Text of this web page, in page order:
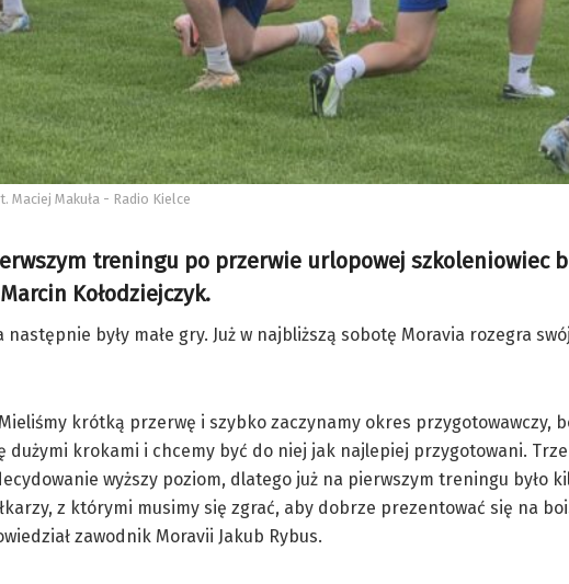
Makuła - Radio Kielce
treningu po przerwie urlopowej szkoleniowiec
Kołodziejczyk.
były małe gry. Już w najbliższą sobotę Moravia rozegra
krótką przerwę i szybko zaczynamy okres przygotowawczy,
dużymi krokami i chcemy być do niej jak najlepiej przygotowani.
wyższy poziom, dlatego już na pierwszym treningu było
z którymi musimy się zgrać, aby dobrze prezentować się na
zawodnik Moravii Jakub Rybus.